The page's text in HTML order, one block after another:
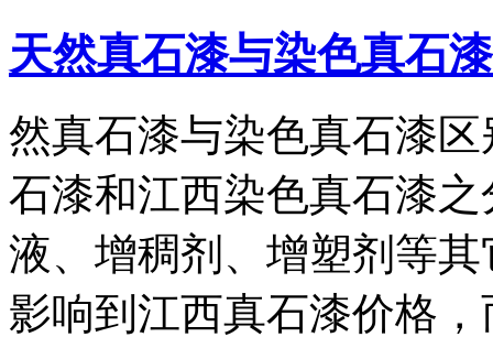
天然真石漆与染色真石
然真石漆与染色真石漆
石漆和江西染色真石漆
液、增稠剂、增塑剂等
影响到江西真石漆价格